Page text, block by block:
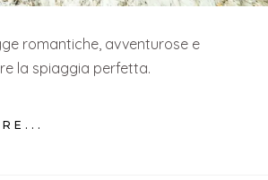
romantiche, avventurose e
la spiaggia perfetta.